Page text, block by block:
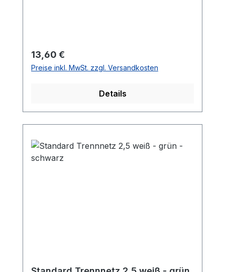
Regulärer Preis:
13,60 €
Preise inkl. MwSt. zzgl. Versandkosten
Details